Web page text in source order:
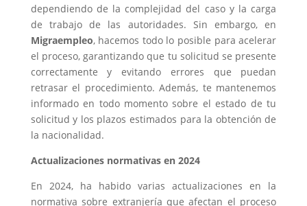
dependiendo de la complejidad del caso y la carga
de trabajo de las autoridades. Sin embargo, en
Migraempleo, hacemos todo lo posible para acelerar
el proceso, garantizando que tu solicitud se presente
correctamente y evitando errores que puedan
retrasar el procedimiento. Además, te mantenemos
informado en todo momento sobre el estado de tu
solicitud y los plazos estimados para la obtención de
la nacionalidad.
Actualizaciones normativas en 2024
En 2024, ha habido varias actualizaciones en la
normativa sobre extranjería que afectan el proceso